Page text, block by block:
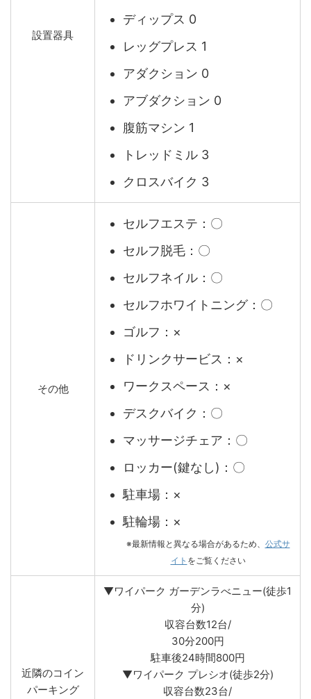
設置器具
ディップス 0
レッグプレス 1
アダクション 0
アブダクション 0
腹筋マシン 1
トレッドミル 3
クロスバイク 3
その他
セルフエステ：〇
セルフ脱毛：〇
セルフネイル：〇
セルフホワイトニング：〇
ゴルフ：×
ドリンクサービス：×
ワークスペース：×
デスクバイク：〇
マッサージチェア：〇
ロッカー(鍵なし)：〇
駐車場：×
駐輪場：×
※最新情報と異なる場合があるため、 公式サ
イト をご覧ください
近隣のコイン
パーキング
▼ワイパーク ガーデンラべニュー(徒歩1
分)
収容台数12台/
30分200円
駐車後24時間800円
▼ワイパーク プレシオ(徒歩2分)
収容台数23台/